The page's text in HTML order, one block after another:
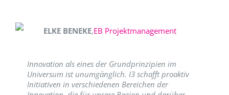
ELKE BENEKE,EB Projektmanagement
Innovation als eines der Grundprinzipien im
Universum ist unumgänglich. I3 schafft proaktiv
Initiativen in verschiedenen Bereichen der